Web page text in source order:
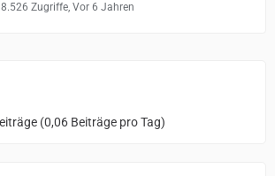
Zugriffe, Vor 6 Jahren
(0,06 Beiträge pro Tag)